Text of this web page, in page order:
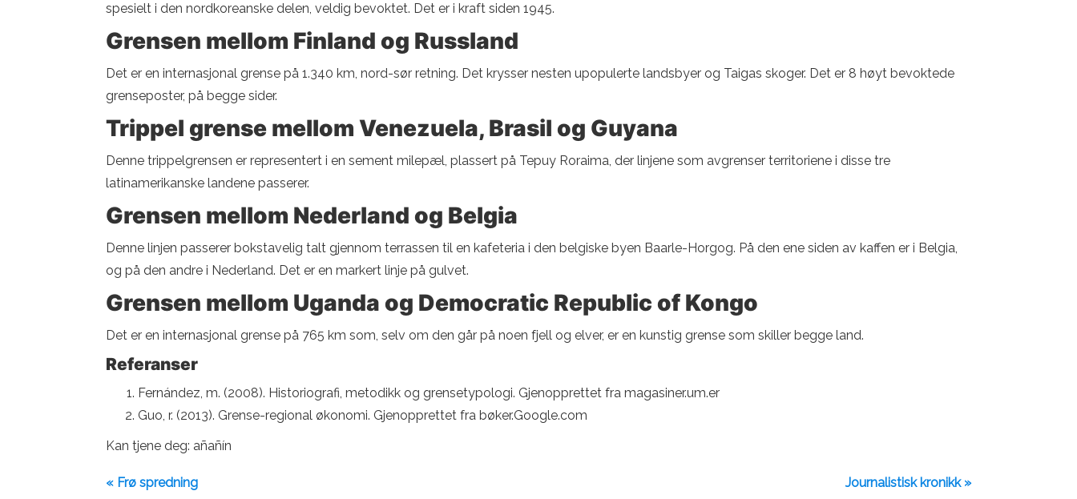
spesielt i den nordkoreanske delen, veldig bevoktet. Det er i kraft siden 1945.
Grensen mellom Finland og Russland
Det er en internasjonal grense på 1.340 km, nord-sør retning. Det krysser nesten upopulerte landsbyer og Taigas skoger. Det er 8 høyt bevoktede
grenseposter, på begge sider.
Trippel grense mellom Venezuela, Brasil og Guyana
Denne trippelgrensen er representert i en sement milepæl, plassert på Tepuy Roraima, der linjene som avgrenser territoriene i disse tre
latinamerikanske landene passerer.
Grensen mellom Nederland og Belgia
Denne linjen passerer bokstavelig talt gjennom terrassen til en kafeteria i den belgiske byen Baarle-Horgog. På den ene siden av kaffen er i Belgia,
og på den andre i Nederland. Det er en markert linje på gulvet.
Grensen mellom Uganda og Democratic Republic of Kongo
Det er en internasjonal grense på 765 km som, selv om den går på noen fjell og elver, er en kunstig grense som skiller begge land.
Referanser
Fernández, m. (2008). Historiografi, metodikk og grensetypologi. Gjenopprettet fra magasiner.um.er
Guo, r. (2013). Grense-regional økonomi. Gjenopprettet fra bøker.Google.com
Kan tjene deg: añañín
« Frø spredning Journalistisk kronikk »